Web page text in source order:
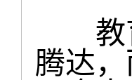
教育
腾达